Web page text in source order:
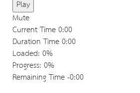
Play
Mute
Current Time0:00
Duration Time0:00
Loaded: 0%
Progress: 0%
Remaining Time-0:00